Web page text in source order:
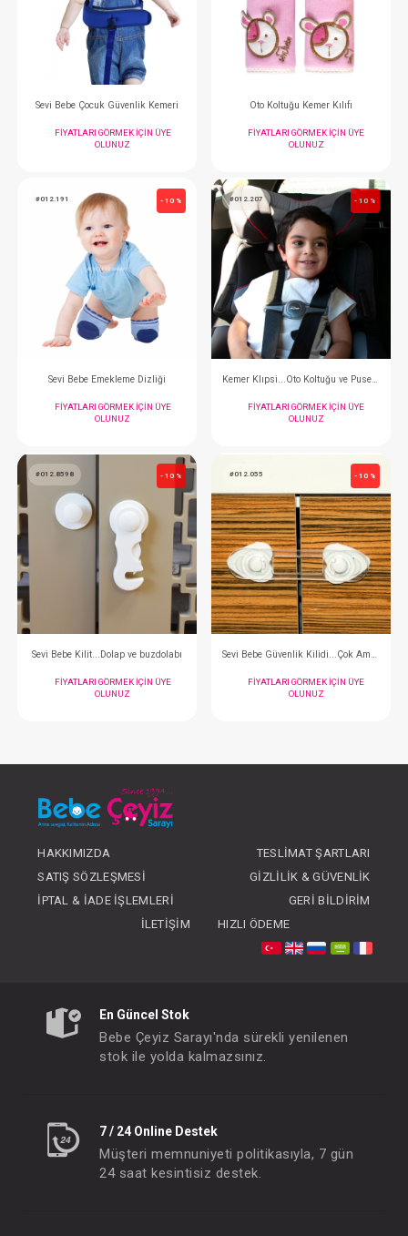
Sevi Bebe Gaz Giderici Kiraz Çekirdekli Bel Bandı
FIYATLARI GÖRMEK IÇIN ÜYE
OLUNUZ
Sevi Bebe Boyun
FIYATLARI
#012.120 - 10 %
Sevi Bebe Çocuk Güvenlik Kemeri
FIYATLARI GÖRMEK IÇIN ÜYE
OLUNUZ
#012.235
Oto Koltuğu
FIYATLARI
OLUNUZ
#012.191 - 10 %
Sevi Bebe Emekleme Dizliği
FIYATLARI GÖRMEK IÇIN ÜYE
OLUNUZ
#012.207
HAKKIMIZDA
TESLIMAT ŞARTLARI
SATIŞ SÖZLEŞMESI
GIZLILIK & GÜVENLIK
İPTAL & İADE İŞLEMLERI
GERI BILDIRIM
İLETIŞIM
HIZLI ÖDEME
En Güncel Stok
Bebe Çeyiz Sarayı'nda sürekli yenilenen
stok ile yolda kalmazsınız.
7 / 24 Online Destek
Müşteri memnuniyeti politikasıyla, 7 gün
24 saat kesintisiz destek.